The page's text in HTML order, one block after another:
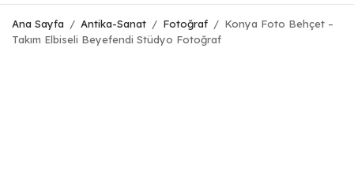
Ana Sayfa / Antika-Sanat / Fotoğraf / Konya Foto Behçet –
Takım Elbiseli Beyefendi Stüdyo Fotoğraf